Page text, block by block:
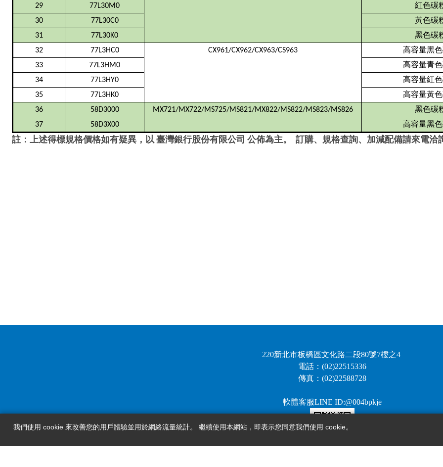
29 77L30M0 紅色碳
30 77L30C0 黃色碳
31 77L30K0 黑色碳
32 77L3HC0 CX961/CX962/CX963/CS963 高容量黑
33 77L3HM0 高容量青
34 77L3HY0 高容量紅
35 77L3HK0 高容量黃
36 58D3000 MX721/MX722/MS725/MS821/MX822/MS822/MS823/MS826 黑色碳
37 58D3X00 高容量黑
註：上述得標規格價格如有疑異，以 臺灣銀行股份有限公司 公佈為主。 訂購、規格查詢、加減配備請來電洽
220新北市板橋區文化路二段80號7樓之4
電話：(02)22515336
傳真：(02)22588728
軟體客服LINE ID:@004bpkje
我們使用 cookie 來改善您的用戶體驗並用於網絡流量統計。 繼續使用本網站，即表示您同意我們使用 cookie。